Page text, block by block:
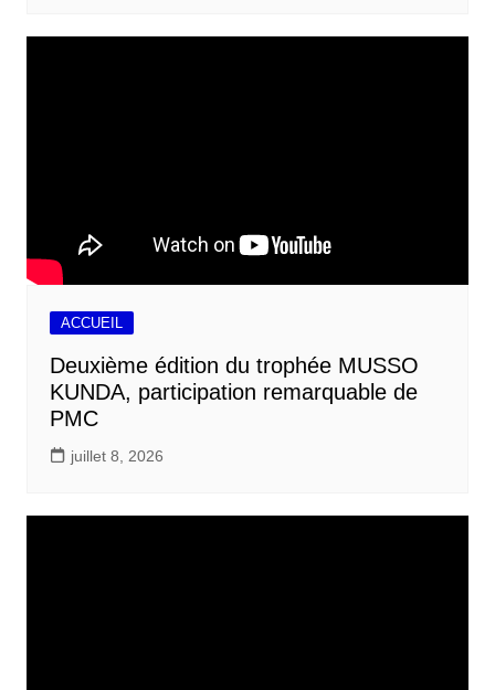
ACCUEIL
Deuxième édition du trophée MUSSO
KUNDA, participation remarquable de
PMC
juillet 8, 2026